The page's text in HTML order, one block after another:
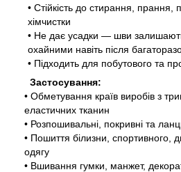
• Стійкість до стирання, прання,
хімчистки
• Не дає усадки — шви
охайними навіть після
• Підходить для побутового та
Застосування:
• Обметування країв виробів з
еластичних тканин
• Розпошивальні, покривні та
• Пошиття білизни, спортивного,
одягу
• Вшивання гумки, манжет,